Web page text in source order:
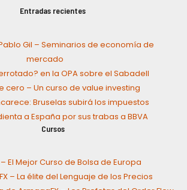
Entradas recientes
Gil – Seminarios de economía de
mercado
en la OPA sobre el Sabadell
cero – Un curso de value investing
Bruselas subirá los impuestos
a España por sus trabas a BBVA
Cursos
El Mejor Curso de Bolsa de Europa
– La élite del Lenguaje de los Precios